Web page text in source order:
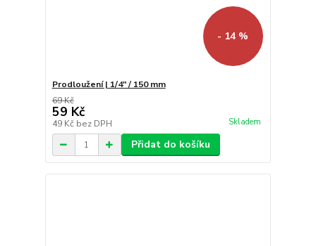
- 14 %
Prodloužení | 1/4" / 150 mm
69 Kč
59 Kč
49 Kč bez DPH Skladem
Přidat do košíku